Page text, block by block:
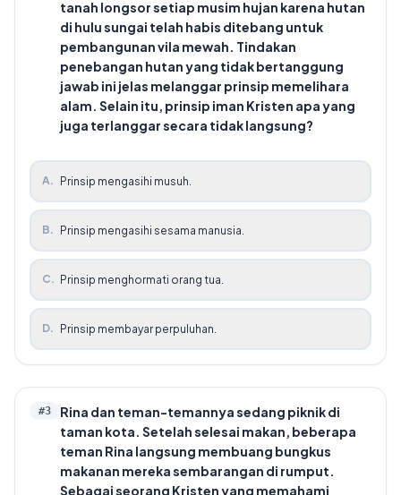
tanah longsor setiap musim hujan karena hutan
di hulu sungai telah habis ditebang untuk
pembangunan vila mewah. Tindakan
penebangan hutan yang tidak bertanggung
jawab ini jelas melanggar prinsip memelihara
alam. Selain itu, prinsip iman Kristen apa yang
juga terlanggar secara tidak langsung?
A. Prinsip mengasihi musuh.
B. Prinsip mengasihi sesama manusia.
C. Prinsip menghormati orang tua.
D. Prinsip membayar perpuluhan.
#3
Rina dan teman-temannya sedang piknik di
taman kota. Setelah selesai makan, beberapa
teman Rina langsung membuang bungkus
makanan mereka sembarangan di rumput.
Sebagai seorang Kristen yang memahami